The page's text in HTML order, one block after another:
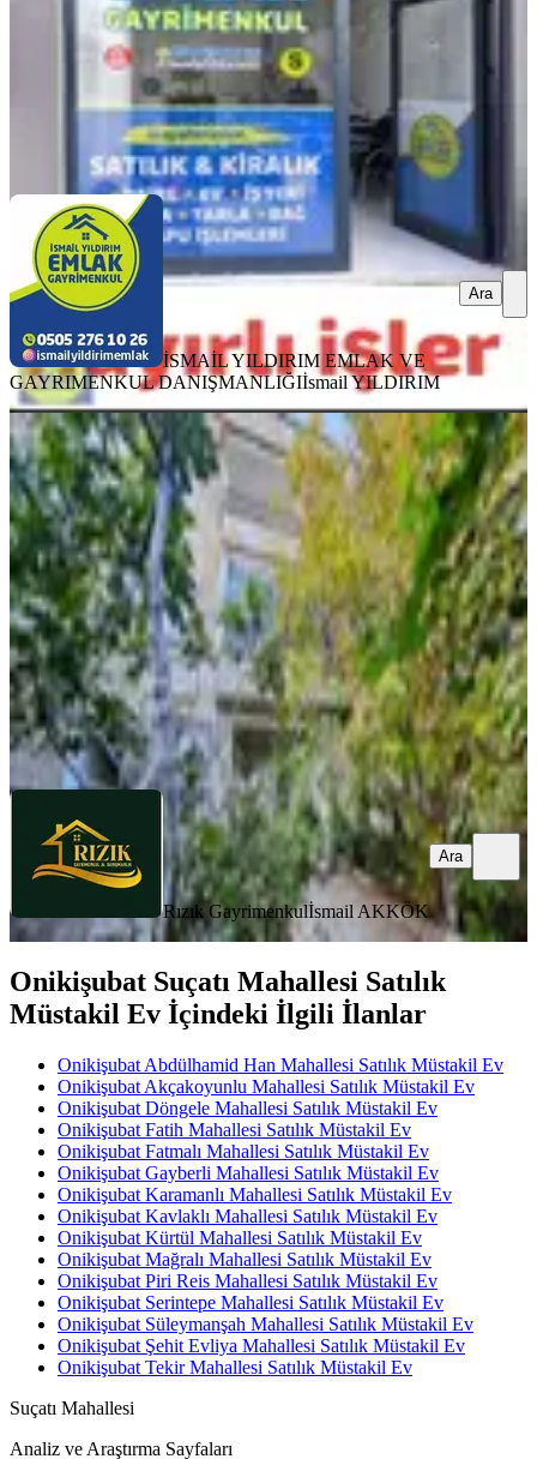
İSMAİL YILDIRIM EMLAK VE GAYRIMENKUL
DANIŞMANLIĞIİsmail YILDIRIM
İSMAİL YILDIRIM EMLAK VE
GAYRIMENKUL DANIŞMANLIĞIİsmail YILDIRIM
Ara
MANZARALI
Rızık Gm' Den Muhteşem Manzaralı
Satılık Müstakil Ev
Onikişubat, Şehit Evliya Mahallesi
3+1·185 m²·16.12.2025
5.700.000 ₺
Rızık Gayrimenkulİsmail AKKÖK
Ara
Rızık Gayrimenkulİsmail AKKÖK
Ara
Onikişubat Suçatı Mahallesi Satılık
Müstakil Ev İçindeki İlgili İlanlar
Onikişubat Abdülhamid Han Mahallesi Satılık Müstakil Ev
Onikişubat Akçakoyunlu Mahallesi Satılık Müstakil Ev
Onikişubat Döngele Mahallesi Satılık Müstakil Ev
Onikişubat Fatih Mahallesi Satılık Müstakil Ev
Onikişubat Fatmalı Mahallesi Satılık Müstakil Ev
Onikişubat Gayberli Mahallesi Satılık Müstakil Ev
Onikişubat Karamanlı Mahallesi Satılık Müstakil Ev
Onikişubat Kavlaklı Mahallesi Satılık Müstakil Ev
Onikişubat Kürtül Mahallesi Satılık Müstakil Ev
Onikişubat Mağralı Mahallesi Satılık Müstakil Ev
Onikişubat Piri Reis Mahallesi Satılık Müstakil Ev
Onikişubat Serintepe Mahallesi Satılık Müstakil Ev
Onikişubat Süleymanşah Mahallesi Satılık Müstakil Ev
Onikişubat Şehit Evliya Mahallesi Satılık Müstakil Ev
Onikişubat Tekir Mahallesi Satılık Müstakil Ev
Suçatı Mahallesi
Analiz ve Araştırma Sayfaları